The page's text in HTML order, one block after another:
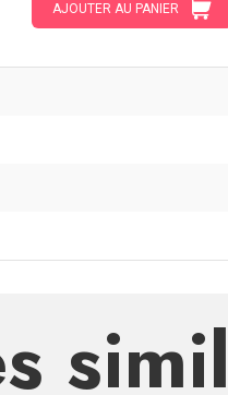
AJOUTER AU PANIER